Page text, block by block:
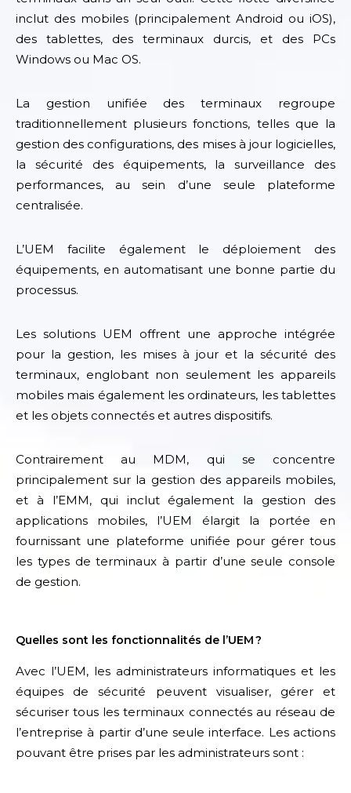
inclut des mobiles (principalement Android ou iOS),
des tablettes, des terminaux durcis, et des PCs
Windows ou Mac OS.
La gestion unifiée des terminaux regroupe
traditionnellement plusieurs fonctions, telles que la
gestion des configurations, des mises à jour logicielles,
la sécurité des équipements, la surveillance des
performances, au sein d’une seule plateforme
centralisée.
L’UEM facilite également le déploiement des
équipements, en automatisant une bonne partie du
processus.
Les solutions UEM offrent une approche intégrée
pour la gestion, les mises à jour et la sécurité des
terminaux, englobant non seulement les appareils
mobiles mais également les ordinateurs, les tablettes
et les objets connectés et autres dispositifs.
Contrairement au MDM, qui se concentre
principalement sur la gestion des appareils mobiles,
et à l’EMM, qui inclut également la gestion des
applications mobiles, l’UEM élargit la portée en
fournissant une plateforme unifiée pour gérer tous
les types de terminaux à partir d’une seule console
de gestion.
Quelles sont les fonctionnalités de l’UEM ?
Avec l’UEM, les administrateurs informatiques et les
équipes de sécurité peuvent visualiser, gérer et
sécuriser tous les terminaux connectés au réseau de
l’entreprise à partir d’une seule interface. Les actions
pouvant être prises par les administrateurs sont :